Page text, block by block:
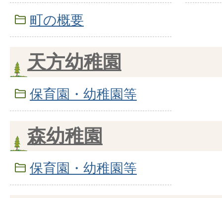
町の概要
天方幼稚園
保育園・幼稚園等
森幼稚園
保育園・幼稚園等